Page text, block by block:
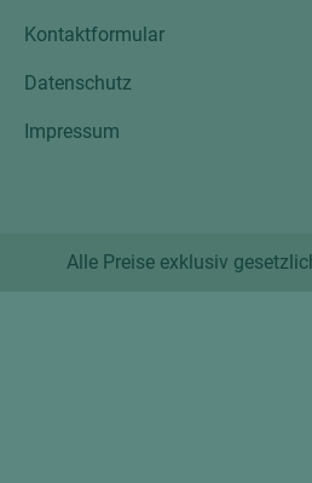
Kontaktformular
Datenschutz
Impressum
Alle Preise exklusiv